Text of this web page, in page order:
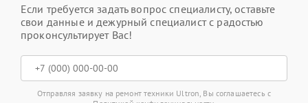
Если требуется задать вопрос специалисту, оставьте
свои данные и дежурный специалист с радостью
проконсультирует Вас!
Отправляя заявку на ремонт техники Ultron, Вы соглашаетесь с